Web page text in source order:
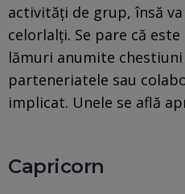
activități de grup, însă
celorlalți. Se pare că
lămuri anumite
parteneriatele sau
implicat. Unele se află
Capricorn